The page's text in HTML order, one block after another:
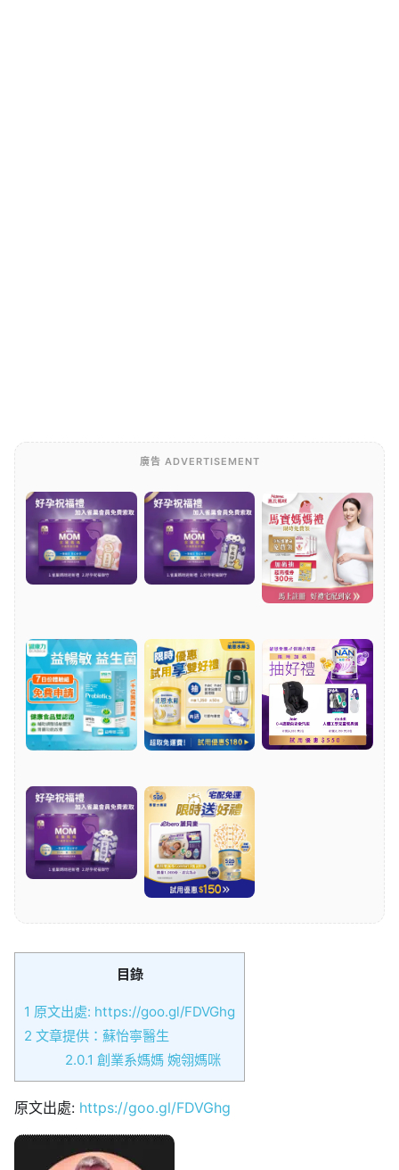
廣告 ADVERTISEMENT
目錄
1 原文出處: https://goo.gl/FDVGhg
2 文章提供：蘇怡寧醫生
2.0.1 創業系媽媽 婉翎媽咪
原文出處: https://goo.gl/FDVGhg